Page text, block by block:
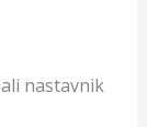
nastavnik